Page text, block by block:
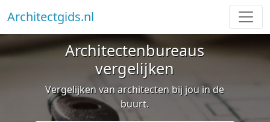
Architectgids.nl
Architectenbureaus
vergelijken
Vergelijken van architecten bij jou in de
buurt.